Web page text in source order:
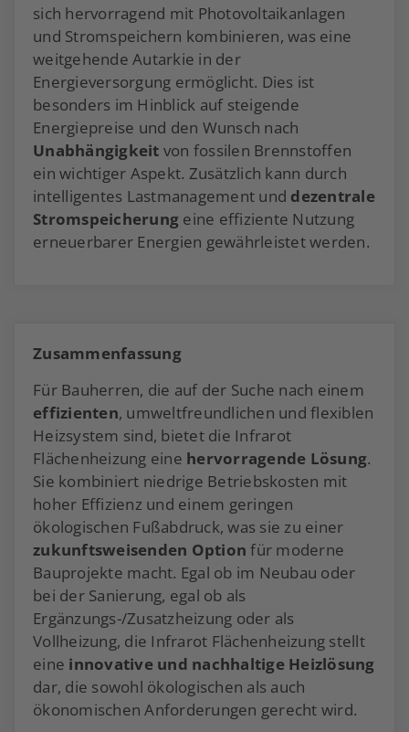
sich hervorragend mit Photovoltaikanlagen
und Stromspeichern kombinieren, was eine
weitgehende Autarkie in der
Energieversorgung ermöglicht. Dies ist
besonders im Hinblick auf steigende
Energiepreise und den Wunsch nach
Unabhängigkeit von fossilen Brennstoffen
ein wichtiger Aspekt. Zusätzlich kann durch
intelligentes Lastmanagement und dezentrale
Stromspeicherung eine effiziente Nutzung
erneuerbarer Energien gewährleistet werden​.
Zusammenfassung
Für Bauherren, die auf der Suche nach einem
effizienten, umweltfreundlichen und flexiblen
Heizsystem sind, bietet die Infrarot
Flächenheizung eine hervorragende Lösung.
Sie kombiniert niedrige Betriebskosten mit
hoher Effizienz und einem geringen
ökologischen Fußabdruck, was sie zu einer
zukunftsweisenden Option für moderne
Bauprojekte macht. Egal ob im Neubau oder
bei der Sanierung, egal ob als
Ergänzungs-/Zusatzheizung oder als
Vollheizung, die Infrarot Flächenheizung stellt
eine innovative und nachhaltige Heizlösung
dar, die sowohl ökologischen als auch
ökonomischen Anforderungen gerecht wird.